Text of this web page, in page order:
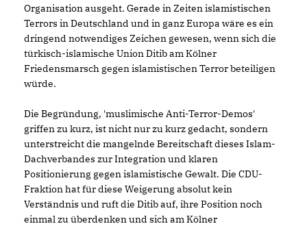
Organisation ausgeht. Gerade in Zeiten islamistischen
Terrors in Deutschland und in ganz Europa wäre es ein
dringend notwendiges Zeichen gewesen, wenn sich die
türkisch-islamische Union Ditib am Kölner
Friedensmarsch gegen islamistischen Terror beteiligen
würde.
Die Begründung, 'muslimische Anti-Terror-Demos'
griffen zu kurz, ist nicht nur zu kurz gedacht, sondern
unterstreicht die mangelnde Bereitschaft dieses Islam-
Dachverbandes zur Integration und klaren
Positionierung gegen islamistische Gewalt. Die CDU-
Fraktion hat für diese Weigerung absolut kein
Verständnis und ruft die Ditib auf, ihre Position noch
einmal zu überdenken und sich am Kölner